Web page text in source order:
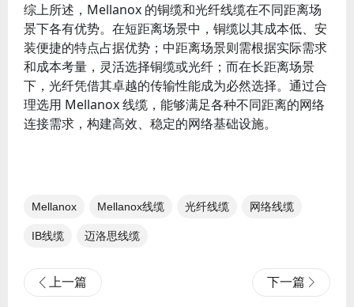
综上所述，Mellanox 的铜缆和光纤线缆在不同距离场
景下各有优势。在短距离场景中，铜缆以其成本低、安
装便捷的特点占据优势；中距离场景则需根据实际需求
和成本考量，灵活选择铜缆或光纤；而在长距离场景
下，光纤凭借其卓越的传输性能成为必然选择。通过合
理选用 Mellanox 线缆，能够满足各种不同距离的网络
连接需求，构建高效、稳定的网络基础设施。
Mellanox​ Mellanox线缆 光纤线缆​ 网络线缆
IB线缆​ 迈洛思线缆
上一篇 下一篇